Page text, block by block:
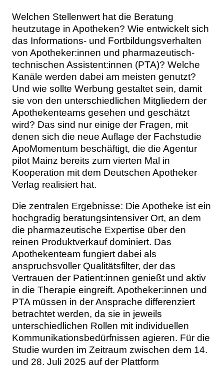
Welchen Stellenwert hat die Beratung
heutzutage in Apotheken? Wie entwickelt sich
das Informations- und Fortbildungsverhalten
von Apotheker:innen und pharmazeutisch-
technischen Assistent:innen (PTA)? Welche
Kanäle werden dabei am meisten genutzt?
Und wie sollte Werbung gestaltet sein, damit
sie von den unterschiedlichen Mitgliedern der
Apothekenteams gesehen und geschätzt
wird? Das sind nur einige der Fragen, mit
denen sich die neue Auflage der Fachstudie
ApoMomentum beschäftigt, die die Agentur
pilot Mainz bereits zum vierten Mal in
Kooperation mit dem Deutschen Apotheker
Verlag realisiert hat.
Die zentralen Ergebnisse: Die Apotheke ist ein
hochgradig beratungsintensiver Ort, an dem
die pharmazeutische Expertise über den
reinen Produktverkauf dominiert. Das
Apothekenteam fungiert dabei als
anspruchsvoller Qualitätsfilter, der das
Vertrauen der Patient:innen genießt und aktiv
in die Therapie eingreift. Apotheker:innen und
PTA müssen in der Ansprache differenziert
betrachtet werden, da sie in jeweils
unterschiedlichen Rollen mit individuellen
Kommunikationsbedürfnissen agieren. Für die
Studie wurden im Zeitraum zwischen dem 14.
und 28. Juli 2025 auf der Plattform